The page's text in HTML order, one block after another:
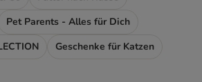
Pet Parents - Alles für Dich
Geschenke für Katzen